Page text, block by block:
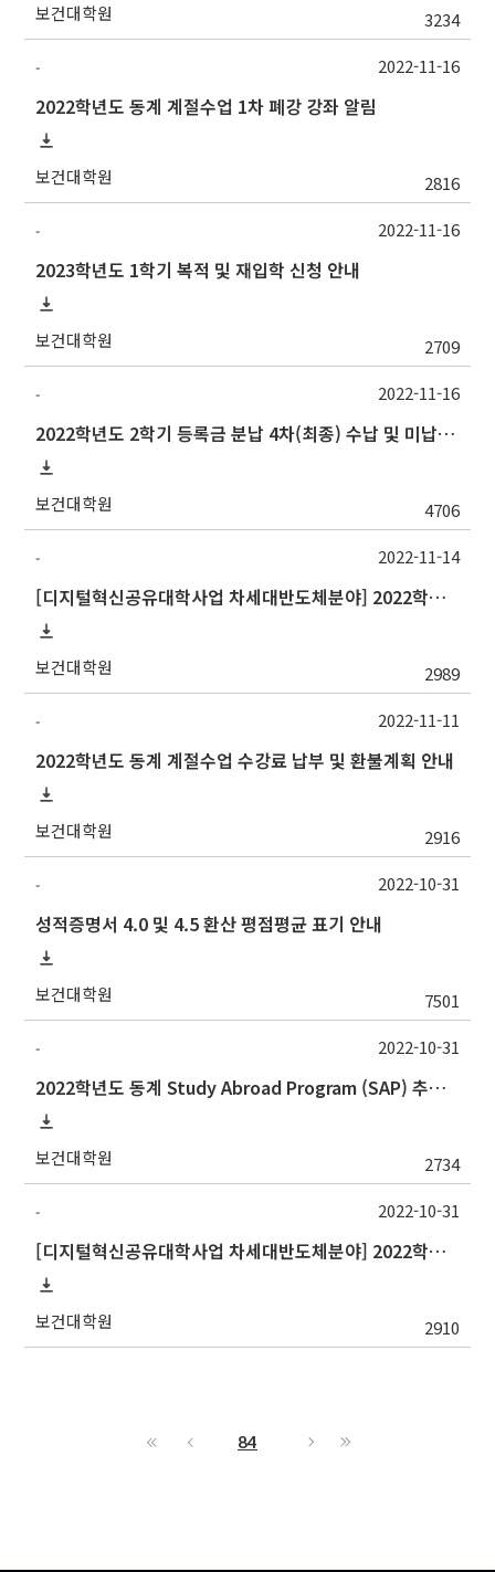
보건대학원 3234
-
2022학년도 동계 계절수업 1차 폐강 강좌 알림
보건대학원 2816
2022-11-16
-
2023학년도 1학기 복적 및 재입학 신청 안내
보건대학원 2709
2022-11-16
-
2022학년도 2학기 등록금 분납 4차(최종) 수납 및 미납자 제적 예정 안내
보건대학원 4706
2022-11-16
-
[디지털혁신공유대학사업 차세대반도체분야] 2022학년도 중앙대학교 동계 계절수업 교류 수학 안내
보건대학원 2989
2022-11-14
-
2022학년도 동계 계절수업 수강료 납부 및 환불계획 안내
보건대학원 2916
2022-11-11
-
성적증명서 4.0 및 4.5 환산 평점평균 표기 안내
보건대학원 7501
2022-10-31
-
2022학년도 동계 Study Abroad Program (SAP) 추가 모집 안내
보건대학원 2734
2022-10-31
-
[디지털혁신공유대학사업 차세대반도체분야] 2022학년도 동계계절학기 포항공과대학교 교류 수학 안내
보건대학원 2910
2022-10-31
84